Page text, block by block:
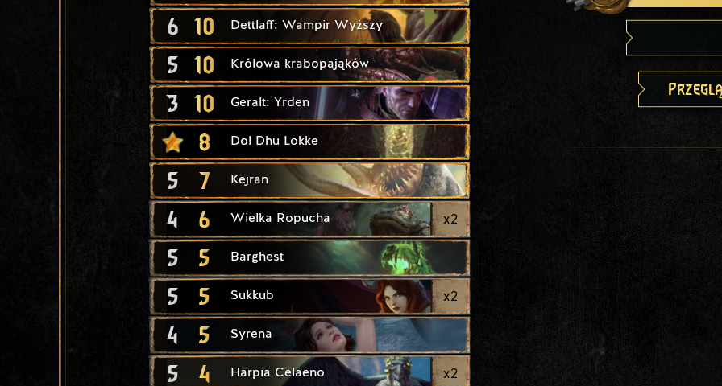
6 10 Dettlaff: Wampir Wyższy
5 10 Królowa krabopająków
3 10 Geralt: Yrden
8 Dol Dhu Lokke
5 7 Kejran
4 6 Wielka Ropucha x2
5 5 Barghest
5 5 Sukkub x2
4 5 Syrena
5 4 Harpia Celaeno x2